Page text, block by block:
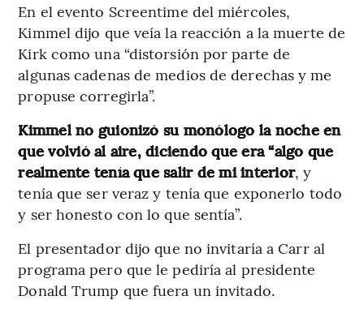
En el evento Screentime del miércoles,
Kimmel dijo que veía la reacción a la muerte de
Kirk como una “distorsión por parte de
algunas cadenas de medios de derechas y me
propuse corregirla”.
Kimmel no guionizó su monólogo la noche en
que volvió al aire, diciendo que era “algo que
realmente tenía que salir de mi interior, y
tenía que ser veraz y tenía que exponerlo todo
y ser honesto con lo que sentía”.
El presentador dijo que no invitaría a Carr al
programa pero que le pediría al presidente
Donald Trump que fuera un invitado.